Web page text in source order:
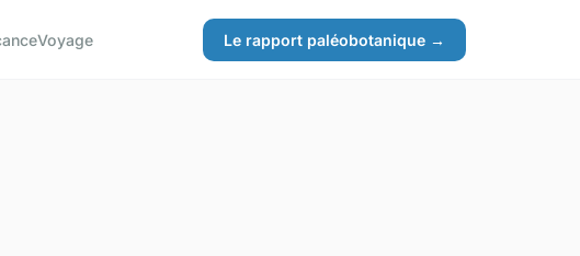
Voyage Le rapport paléobotanique →